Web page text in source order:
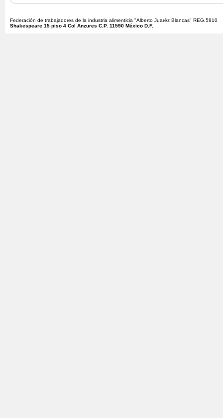
Federación de trabajadores de la industria alimenticia "Alberto Juaréz Blancas" REG.5810
Shakespeare 15 piso 4 Col Anzures C.P. 11590 México D.F.